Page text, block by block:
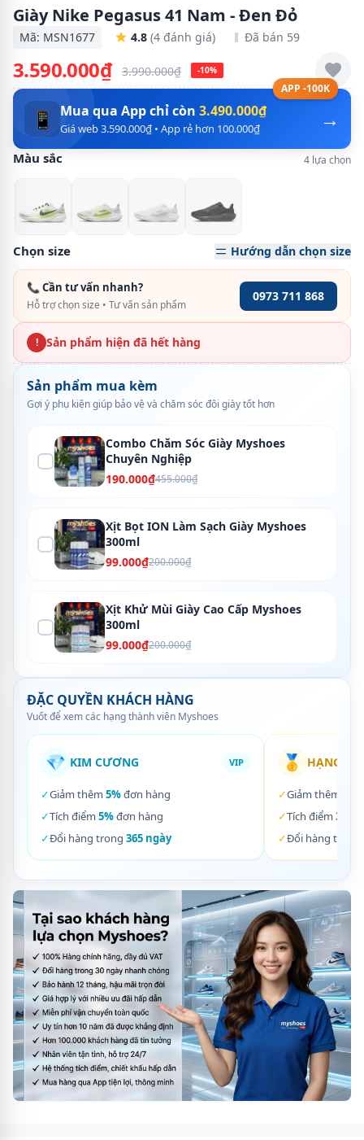
Giày Nike Pegasus 41 Nam - Đen Đỏ
Mã: MSN1677 4.8 (4 đánh giá) Đã bán 59
3.590.000₫ 3.990.000₫ -10%
APP -100K
→
📱 Mua qua App chỉ còn 3.490.000₫
Giá web 3.590.000₫ • App rẻ hơn 100.000₫
Màu sắc 4 lựa chọn
Chọn size Hướng dẫn chọn size
📞 Cần tư vấn nhanh?
Hỗ trợ chọn size • Tư vấn sản phẩm
0973 711 868
! Sản phẩm hiện đã hết hàng
Sản phẩm mua kèm
Gợi ý phụ kiện giúp bảo vệ và chăm sóc đôi giày tốt hơn
Combo Chăm Sóc Giày Myshoes
Chuyên Nghiệp
190.000₫455.000₫
Xịt Bọt ION Làm Sạch Giày Myshoes
300ml
99.000₫200.000₫
Xịt Khử Mùi Giày Cao Cấp Myshoes
300ml
99.000₫200.000₫
ĐẶC QUYỀN KHÁCH HÀNG
Vuốt để xem các hạng thành viên Myshoes
💎 KIM CƯƠNG VIP
✓Giảm thêm 5%đơn hàng
✓Tích điểm 5%đơn hàng
✓Đổi hàng trong 365 ngày
🥇 HẠNG
✓Giảm thêm
✓Tích điểm 3%
✓Đổi hàng trong